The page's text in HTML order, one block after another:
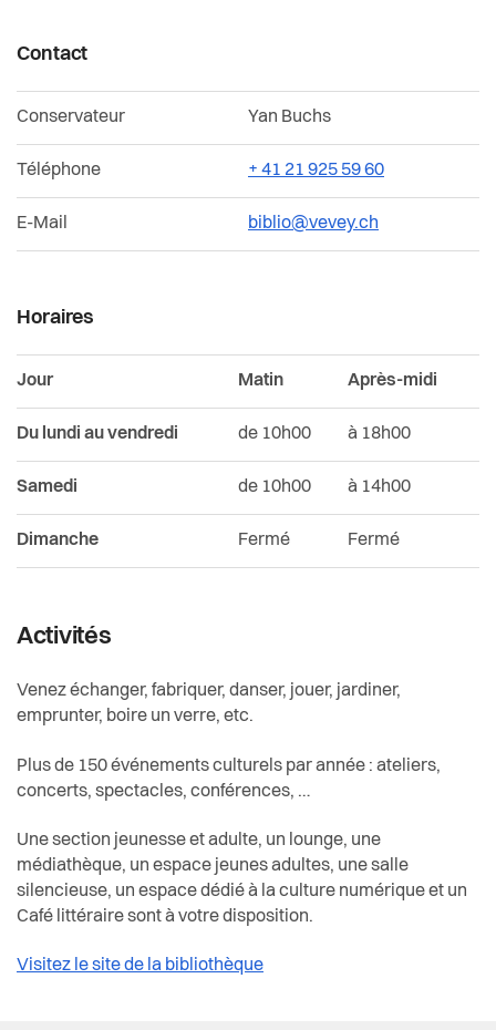
Affaires intercommunales de la Riviera
Organigramme de l'Administration communale
Contact
Conservateur Yan Buchs
Téléphone + 41 21 925 59 60
E-Mail biblio@vevey.ch
Horaires
Jour Matin Après-midi
Du lundi au vendredi de 10h00 à 18h00
Samedi de 10h00 à 14h00
Dimanche Fermé Fermé
Activités
Venez échanger, fabriquer, danser, jouer, jardiner,
emprunter, boire un verre, etc.
Plus de 150 événements culturels par année : ateliers,
concerts, spectacles, conférences, …
Une section jeunesse et adulte, un lounge, une
médiathèque, un espace jeunes adultes, une salle
silencieuse, un espace dédié à la culture numérique et un
Café littéraire sont à votre disposition.
Visitez le site de la bibliothèque